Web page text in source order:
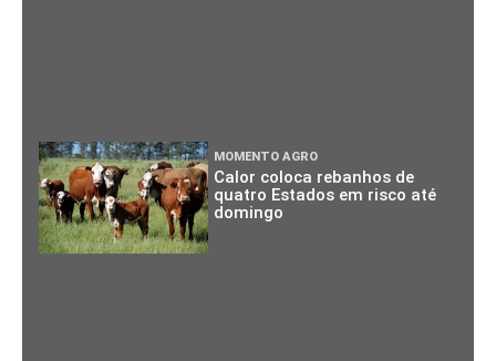
MOMENTO AGRO
Calor coloca rebanhos de
quatro Estados em risco até
domingo